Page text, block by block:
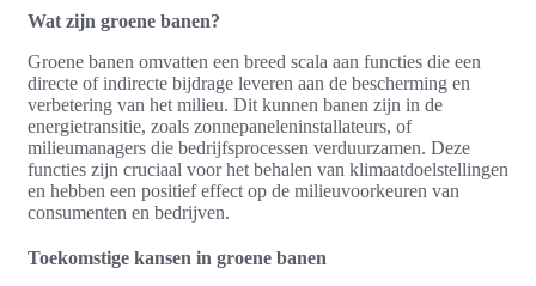
Wat zijn groene banen?
Groene banen omvatten een breed scala aan functies die een
directe of indirecte bijdrage leveren aan de bescherming en
verbetering van het milieu. Dit kunnen banen zijn in de
energietransitie, zoals zonnepaneleninstallateurs, of
milieumanagers die bedrijfsprocessen verduurzamen. Deze
functies zijn cruciaal voor het behalen van klimaatdoelstellingen
en hebben een positief effect op de milieuvoorkeuren van
consumenten en bedrijven.
Toekomstige kansen in groene banen